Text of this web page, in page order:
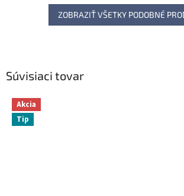
Súvisiaci tovar
Akcia
Tip
ZOBRAZIŤ VŠETKY PODOBNÉ